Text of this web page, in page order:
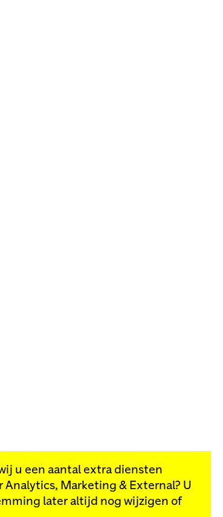
u een aantal extra diensten
Analytics, Marketing & External? U
later altijd nog wijzigen of